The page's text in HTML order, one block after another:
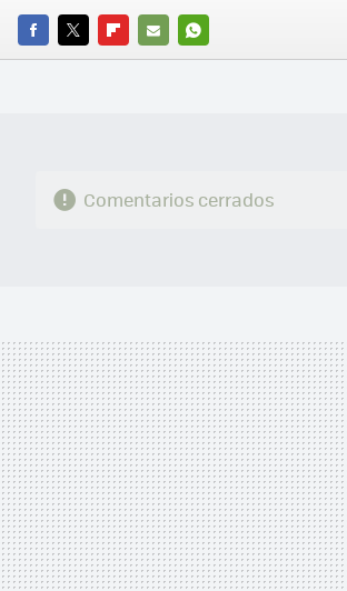
FACEBOOK
TWITTERFLIPBOARD
E-
WHATSAPP
Comentarios cerrados